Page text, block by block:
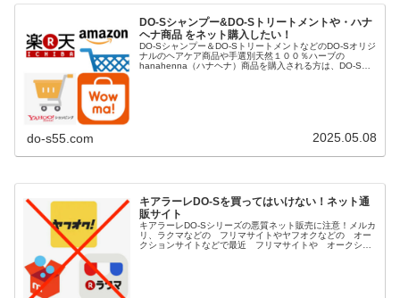
DO-Sシャンプー&DO-Sトリートメントや・ハナ
ヘナ商品 をネット購入したい！
DO-Sシャンプー＆DO-SトリートメントなどのDO-Sオリジ
ナルのヘアケア商品や手選別天然１００％ハーブの
hanahenna（ハナヘナ）商品を購入される方は、DO-S公
do-s55.com 2025.05.08
キアラーレDO-Sを買ってはいけない！ネット通
販サイト
キアラーレDO-Sシリーズの悪質ネット販売に注意！メルカ
リ、ラクマなどの フリマサイトやヤフオクなどの オー
クションサイトなどで最近 フリマサイトや オークショ